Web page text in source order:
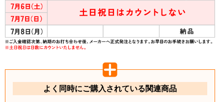
よく同時にご購入されている関連商品